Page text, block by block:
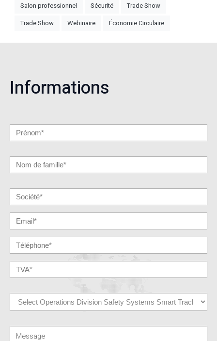
Salon professionnel
Sécurité
Trade Show
Trade Show
Webinaire Économie Circulaire
Informations